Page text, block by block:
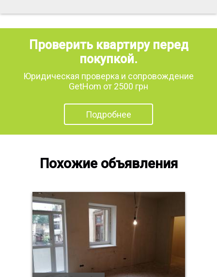
Проверить квартиру перед
покупкой.
Юридическая проверка и сопровождение
GetHom от 2500 грн
Подробнее
Похожие объявления